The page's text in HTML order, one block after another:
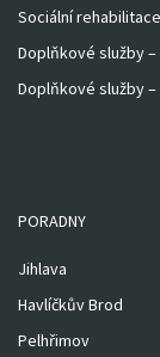
Sociální rehabilitace
Doplňkové služby
Doplňkové služby
PORADNY
Jihlava
Havlíčkův Brod
Pelhřimov